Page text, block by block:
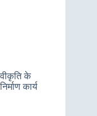
के
कार्य